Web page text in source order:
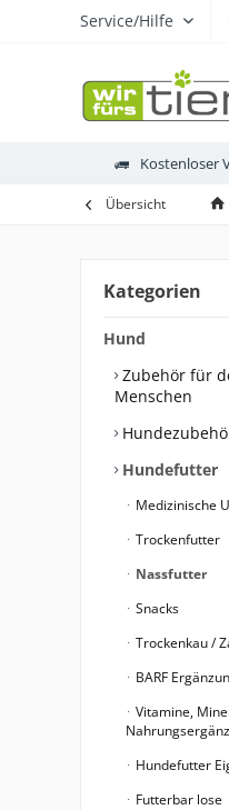
Service/Hilfe
Kostenloser
Übersicht
Kategorien
Hund
Zubehör für
Menschen
Hundefutter
Medizinische
Trockenfutter
Nassfutter
Snacks
Trockenkau /
BARF
Vitamine,
Hundefutter
Futterbar lose